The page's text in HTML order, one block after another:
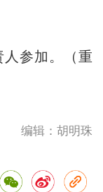
参加。（重
编辑：胡明珠